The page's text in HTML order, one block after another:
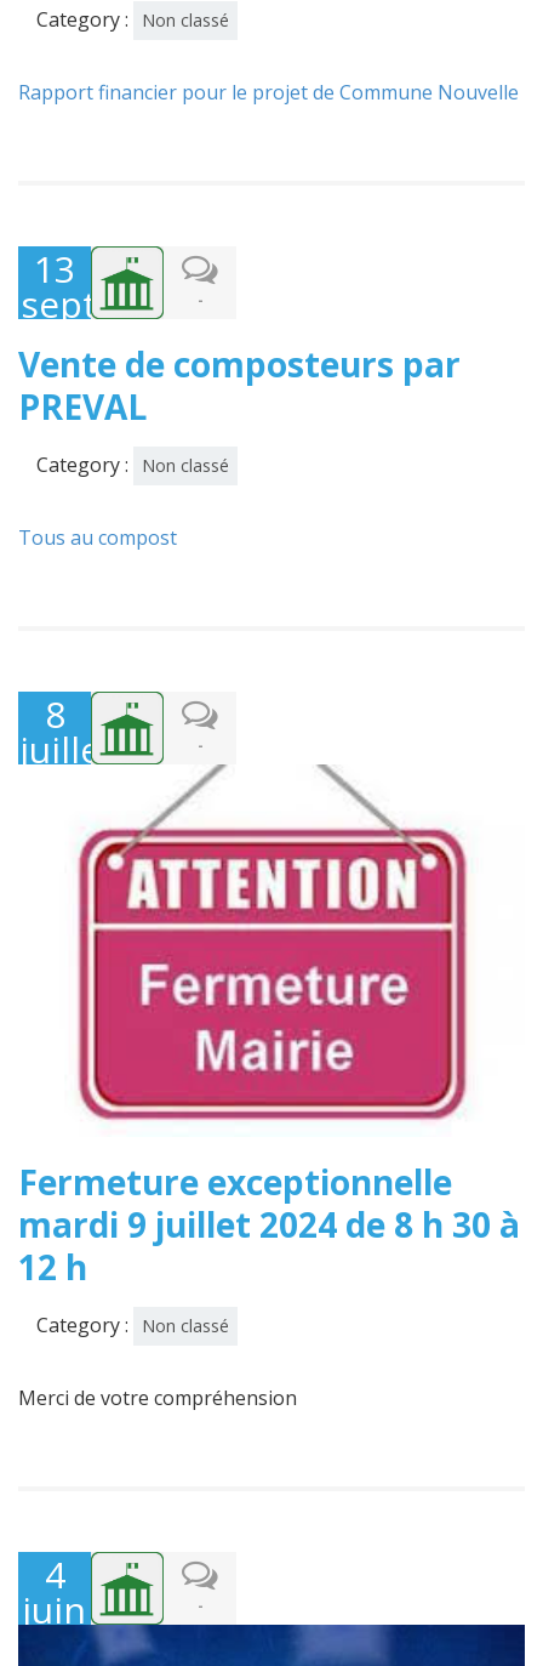
Category : Non classé
Rapport financier pour le projet de Commune Nouvelle
13
septembre
2024
-
Vente de composteurs par
PREVAL
Category : Non classé
Tous au compost
8
juillet -
Fermeture exceptionnelle
mardi 9 juillet 2024 de 8 h 30 à
12 h
Category : Non classé
Merci de votre compréhension
4
juin
2024
-